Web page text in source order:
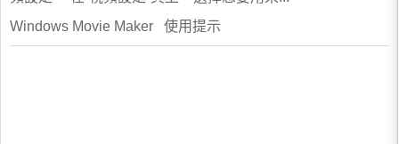
Windows Movie Maker 使用提示